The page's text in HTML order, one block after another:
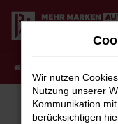
Zum
Hauptinhalt
Wir nutzen
Nutzung unserer
Kommunikation
berücksichtigen